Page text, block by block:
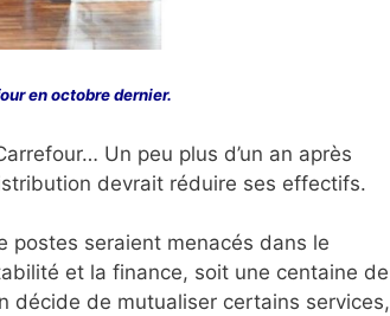
en octobre dernier.
Un peu plus d’un an après
devrait réduire ses effectifs.
postes seraient menacés dans le
et la finance, soit une centaine de
décide de mutualiser certains services,